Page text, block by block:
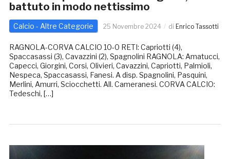
battuto in modo nettissimo
Calcio - Altre Categorie 25 Novembre 2024 di Enrico Tassotti
RAGNOLA-CORVA CALCIO 10-0 RETI: Capriotti (4),
Spaccasassi (3), Cavazzini (2), Spagnolini RAGNOLA: Amatucci,
Capecci, Giorgini, Corsi, Olivieri, Cavazzini, Capriotti, Palmioli,
Nespeca, Spaccasassi, Fanesi. A disp. Spagnolini, Pasquini,
Merlini, Amurri, Sciocchetti. All. Cameranesi. CORVA CALCIO:
Tedeschi, […]